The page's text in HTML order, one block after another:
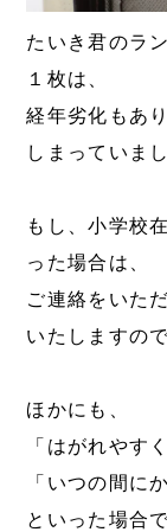
たいき君のラ
１枚は、
経年劣化もあ
しまっていま
もし、小学校
った場合は、
ご連絡をいた
いたしますの
ほかにも、
「はがれやす
「いつの間に
といった場合